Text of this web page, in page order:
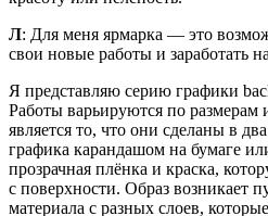
Л: Для меня ярмарка — это
свои новые работы и заработать
Я представляю серию графики
Работы варьируются по
является то, что они сделаны в
графика карандашом на бумаге
прозрачная плёнка и краска,
с поверхности. Образ возникает
материала с разных слоев,